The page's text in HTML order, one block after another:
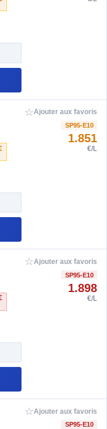
☆Ajouter aux favoris
SP95-E10
1.851
€/L
☆Ajouter aux favoris
SP95-E10
1.898
€/L
☆Ajouter aux favoris
SP95-E10